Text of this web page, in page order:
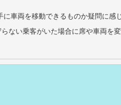
車両を移動できるものか疑問に感
ない乗客がいた場合に席や車両を